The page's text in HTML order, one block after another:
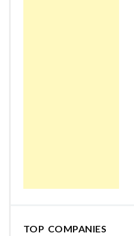
TOP COMPANIES